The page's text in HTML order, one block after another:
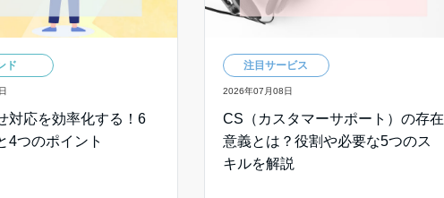
ド
対応を効率化する！6
4つのポイント
注目サービス
2026年07月08日
CS（カスタマーサポート）の存在
意義とは？役割や必要な5つのス
キルを解説